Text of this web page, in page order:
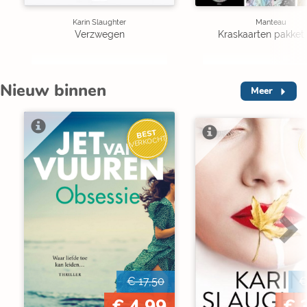
Karin Slaughter
Verzwegen
Manteau
Kraskaarten pakket
Nieuw binnen Meer
BEST
VERKOCHT
€ 17,50